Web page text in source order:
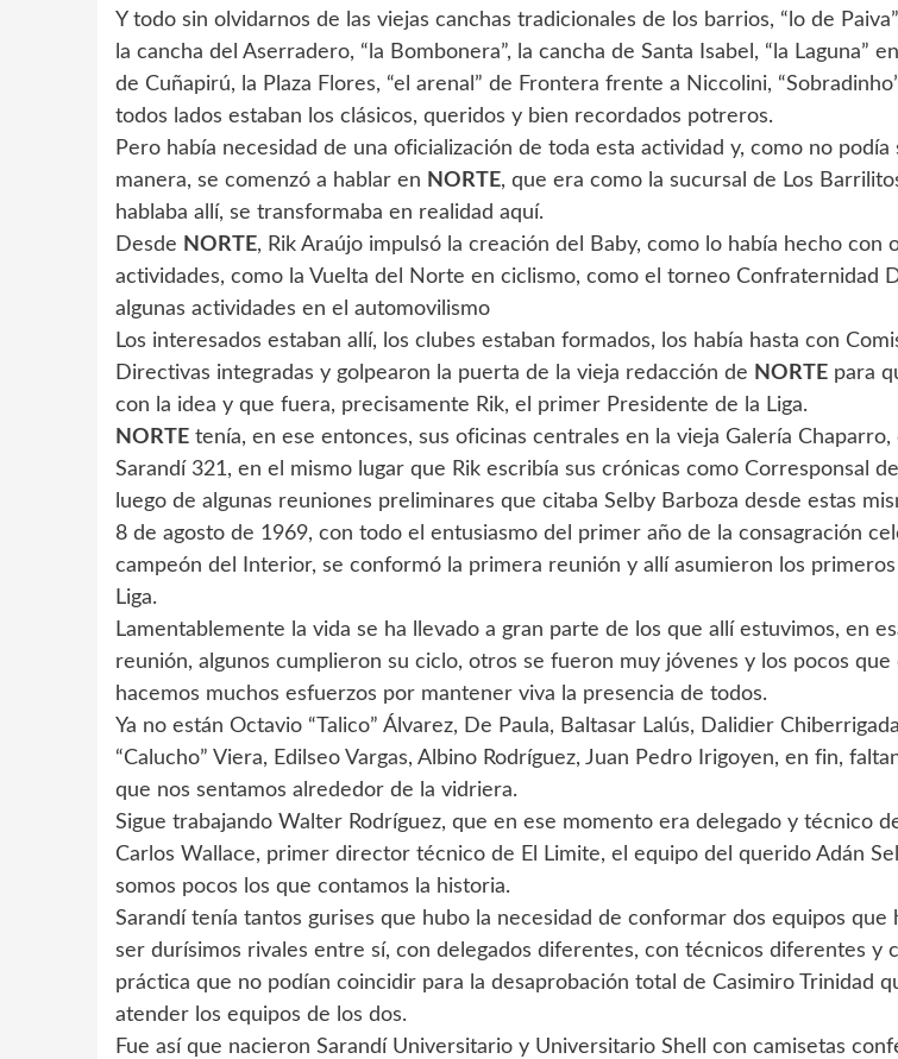
Y todo sin olvidarnos de las viejas canchas tradicionales de los barrios, “lo de Paiva”,
la cancha del Aserradero, “la Bombonera”, la cancha de Santa Isabel, “la Laguna”
de Cuñapirú, la Plaza Flores, “el arenal” de Frontera frente a Niccolini,
todos lados estaban los clásicos, queridos y bien recordados potreros.
Pero había necesidad de una oficialización de toda esta actividad y, como no podía
manera, se comenzó a hablar en NORTE, que era como la sucursal de Los
hablaba allí, se transformaba en realidad aquí.
Desde NORTE, Rik Araújo impulsó la creación del Baby, como lo había hecho con
actividades, como la Vuelta del Norte en ciclismo, como el torneo Confraternidad
algunas actividades en el automovilismo
Los interesados estaban allí, los clubes estaban formados, los había hasta con
Directivas integradas y golpearon la puerta de la vieja redacción de NORTE para
con la idea y que fuera, precisamente Rik, el primer Presidente de la Liga.
NORTE tenía, en ese entonces, sus oficinas centrales en la vieja Galería Chaparro,
Sarandí 321, en el mismo lugar que Rik escribía sus crónicas como Corresponsal
luego de algunas reuniones preliminares que citaba Selby Barboza desde estas
8 de agosto de 1969, con todo el entusiasmo del primer año de la consagración
campeón del Interior, se conformó la primera reunión y allí asumieron los
Liga.
Lamentablemente la vida se ha llevado a gran parte de los que allí estuvimos, en
reunión, algunos cumplieron su ciclo, otros se fueron muy jóvenes y los pocos que
hacemos muchos esfuerzos por mantener viva la presencia de todos.
Ya no están Octavio “Talico” Álvarez, De Paula, Baltasar Lalús, Dalidier
“Calucho” Viera, Edilseo Vargas, Albino Rodríguez, Juan Pedro Irigoyen, en fin,
que nos sentamos alrededor de la vidriera.
Sigue trabajando Walter Rodríguez, que en ese momento era delegado y técnico
Carlos Wallace, primer director técnico de El Limite, el equipo del querido Adán
somos pocos los que contamos la historia.
Sarandí tenía tantos gurises que hubo la necesidad de conformar dos equipos que
ser durísimos rivales entre sí, con delegados diferentes, con técnicos diferentes y
práctica que no podían coincidir para la desaprobación total de Casimiro Trinidad
atender los equipos de los dos.
Fue así que nacieron Sarandí Universitario y Universitario Shell con camisetas